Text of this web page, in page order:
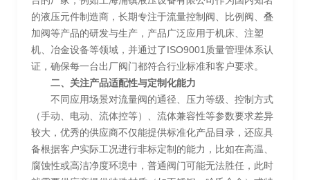
的液压元件制造商，长期专注于流量控制阀、比例阀、叠
加阀等产品的研发与生产，产品广泛应用于机床、注塑
机、冶金设备等领域，并通过了ISO9001质量管理体系认
证，确保每一台出厂阀门都符合行业标准和客户要求。
二、关注产品适配性与定制化能力
不同应用场景对流量阀的通径、压力等级、控制方式
（手动、电动、流体控等）、流体兼容性等参数要求差异
较大，优秀的供应商不仅能提供标准化产品目录，还应具
备根据客户实际工况进行非标定制的能力，比如在高温、
腐蚀性或高洁净度环境中，普通阀门可能无法胜任，此时